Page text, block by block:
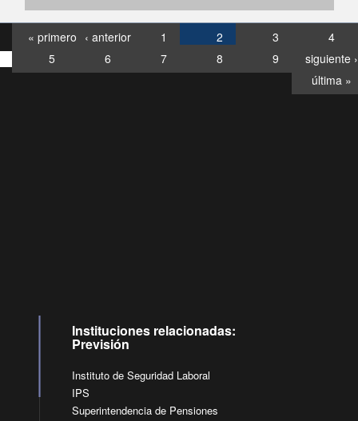
« primero ‹ anterior 1 2 3
4
5
6 7 8 9
siguiente ›
última »
Instituciones relacionadas:
Previsión
Instituto de Seguridad Laboral
IPS
Superintendencia de Pensiones